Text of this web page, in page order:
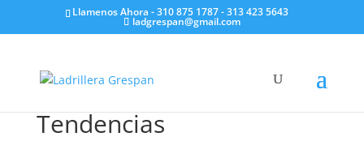
Llamenos Ahora - 310 875 1787 - 313 423 5643
ladgrespan@gmail.com
Tendencias